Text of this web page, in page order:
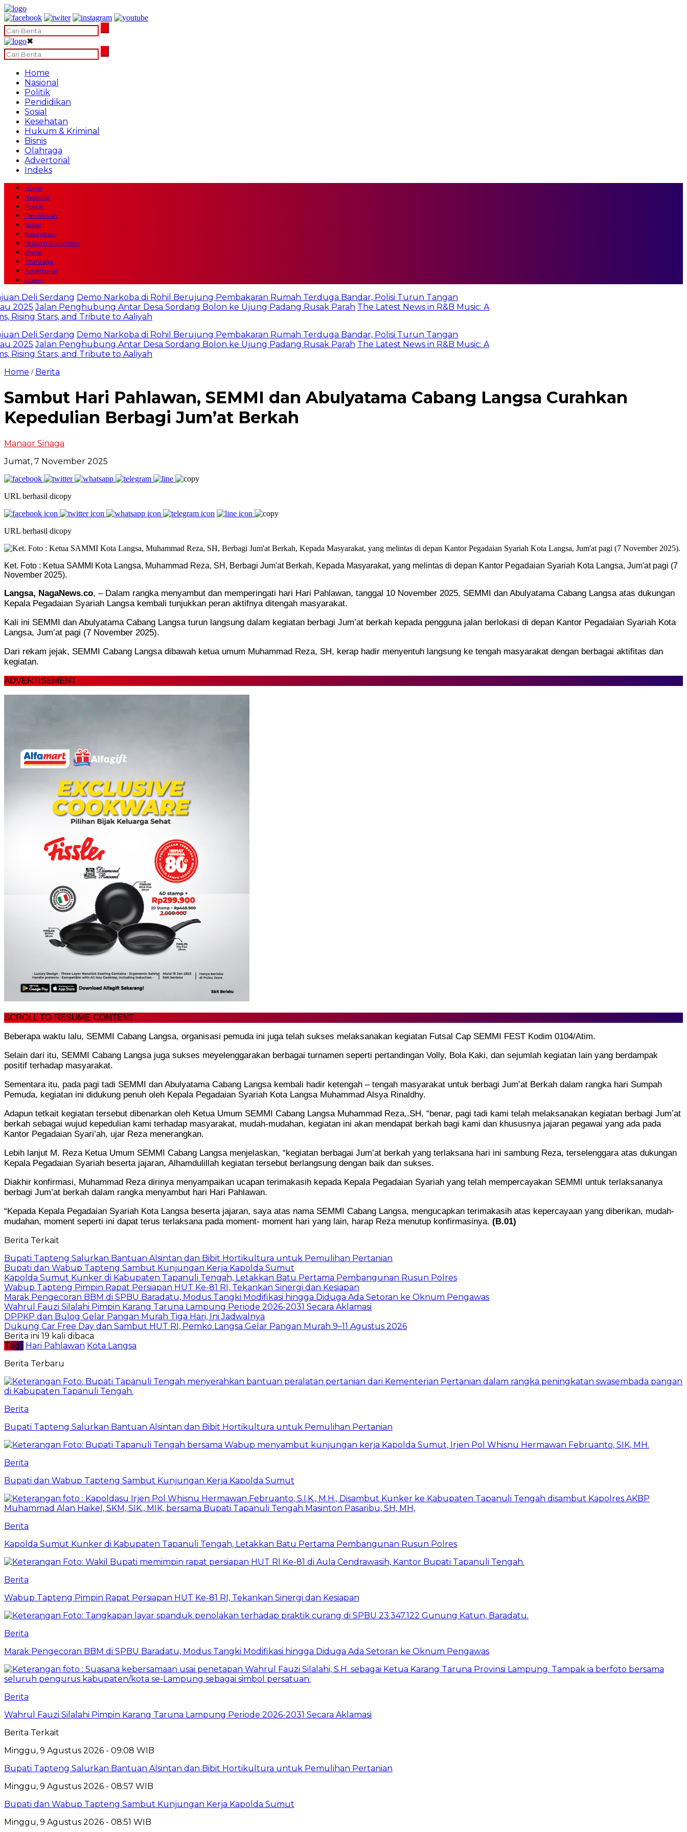
✖
Home
Nasional
Politik
Pendidikan
Sosial
Kesehatan
Hukum & Kriminal
Bisnis
Olahraga
Advertorial
Indeks
Home
Nasional
Politik
Pendidikan
Sosial
Kesehatan
Hukum & Kriminal
Bisnis
Olahraga
Advertorial
Indeks
Serdang Demo Narkoba di Rohil Berujung Pembakaran Rumah Terduga Bandar, Polisi Turun Tangan
Jalan Penghubung Antar Desa Sordang Bolon ke Ujung Padang Rusak Parah The Latest News in R&B Music: A
Stars, and Tribute to Aaliyah
Serdang Demo Narkoba di Rohil Berujung Pembakaran Rumah Terduga Bandar, Polisi Turun Tangan
Jalan Penghubung Antar Desa Sordang Bolon ke Ujung Padang Rusak Parah The Latest News in R&B Music: A
Stars, and Tribute to Aaliyah
Home / Berita
Sambut Hari Pahlawan, SEMMI dan Abulyatama Cabang Langsa Curahkan
Kepedulian Berbagi Jum’at Berkah
Manaor Sinaga
Jumat, 7 November 2025
URL berhasil dicopy
URL berhasil dicopy
Ket. Foto : Ketua SAMMI Kota Langsa, Muhammad Reza, SH, Berbagi Jum'at Berkah, Kepada Masyarakat, yang melintas di depan Kantor Pegadaian Syariah Kota Langsa, Jum'at pagi (7
November 2025).
Langsa, NagaNews.co, – Dalam rangka menyambut dan memperingati hari Hari Pahlawan, tanggal 10 November 2025, SEMMI dan Abulyatama Cabang Langsa atas dukungan
Kepala Pegadaian Syariah Langsa kembali tunjukkan peran aktifnya ditengah masyarakat.
Kali ini SEMMI dan Abulyatama Cabang Langsa turun langsung dalam kegiatan berbagi Jum’at berkah kepada pengguna jalan berlokasi di depan Kantor Pegadaian Syariah Kota
Langsa, Jum’at pagi (7 November 2025).
Dari rekam jejak, SEMMI Cabang Langsa dibawah ketua umum Muhammad Reza, SH, kerap hadir menyentuh langsung ke tengah masyarakat dengan berbagai aktifitas dan
kegiatan.
ADVERTISEMENT
SCROLL TO RESUME CONTENT
Beberapa waktu lalu, SEMMI Cabang Langsa, organisasi pemuda ini juga telah sukses melaksanakan kegiatan Futsal Cap SEMMI FEST Kodim 0104/Atim.
Selain dari itu, SEMMI Cabang Langsa juga sukses meyelenggarakan berbagai turnamen seperti pertandingan Volly, Bola Kaki, dan sejumlah kegiatan lain yang berdampak
positif terhadap masyarakat.
Sementara itu, pada pagi tadi SEMMI dan Abulyatama Cabang Langsa kembali hadir ketengah – tengah masyarakat untuk berbagi Jum’at Berkah dalam rangka hari Sumpah
Pemuda, kegiatan ini didukung penuh oleh Kepala Pegadaian Syariah Kota Langsa Muhammad Alsya Rinaldhy.
Adapun tetkait kegiatan tersebut dibenarkan oleh Ketua Umum SEMMI Cabang Langsa Muhammad Reza,.SH, “benar, pagi tadi kami telah melaksanakan kegiatan berbagi Jum’at
berkah sebagai wujud kepedulian kami terhadap masyarakat, mudah-mudahan, kegiatan ini akan mendapat berkah bagi kami dan khususnya jajaran pegawai yang ada pada
Kantor Pegadaian Syari’ah, ujar Reza menerangkan.
Lebih lanjut M. Reza Ketua Umum SEMMI Cabang Langsa menjelaskan, “kegiatan berbagai Jum’at berkah yang terlaksana hari ini sambung Reza, terselenggara atas dukungan
Kepala Pegadaian Syariah beserta jajaran, Alhamdulillah kegiatan tersebut berlangsung dengan baik dan sukses.
Diakhir konfirmasi, Muhammad Reza dirinya menyampaikan ucapan terimakasih kepada Kepala Pegadaian Syariah yang telah mempercayakan SEMMI untuk terlaksananya
berbagi Jum’at berkah dalam rangka menyambut hari Hari Pahlawan.
“Kepada Kepala Pegadaian Syariah Kota Langsa beserta jajaran, saya atas nama SEMMI Cabang Langsa, mengucapkan terimakasih atas kepercayaan yang diberikan, mudah-
mudahan, moment seperti ini dapat terus terlaksana pada moment- moment hari yang lain, harap Reza menutup konfirmasinya. (B.01)
Berita Terkait
Bupati Tapteng Salurkan Bantuan Alsintan dan Bibit Hortikultura untuk Pemulihan Pertanian
Bupati dan Wabup Tapteng Sambut Kunjungan Kerja Kapolda Sumut
Kapolda Sumut Kunker di Kabupaten Tapanuli Tengah, Letakkan Batu Pertama Pembangunan Rusun Polres
Wabup Tapteng Pimpin Rapat Persiapan HUT Ke-81 RI, Tekankan Sinergi dan Kesiapan
Marak Pengecoran BBM di SPBU Baradatu, Modus Tangki Modifikasi hingga Diduga Ada Setoran ke Oknum Pengawas
Wahrul Fauzi Silalahi Pimpin Karang Taruna Lampung Periode 2026-2031 Secara Aklamasi
DPPKP dan Bulog Gelar Pangan Murah Tiga Hari, Ini Jadwalnya
Dukung Car Free Day dan Sambut HUT RI, Pemko Langsa Gelar Pangan Murah 9–11 Agustus 2026
Berita ini 19 kali dibaca
Tag : Hari Pahlawan Kota Langsa
Berita Terbaru
Berita
Bupati Tapteng Salurkan Bantuan Alsintan dan Bibit Hortikultura untuk Pemulihan Pertanian
Berita
Bupati dan Wabup Tapteng Sambut Kunjungan Kerja Kapolda Sumut
Berita
Kapolda Sumut Kunker di Kabupaten Tapanuli Tengah, Letakkan Batu Pertama Pembangunan Rusun Polres
Berita
Wabup Tapteng Pimpin Rapat Persiapan HUT Ke-81 RI, Tekankan Sinergi dan Kesiapan
Berita
Marak Pengecoran BBM di SPBU Baradatu, Modus Tangki Modifikasi hingga Diduga Ada Setoran ke Oknum Pengawas
Berita
Wahrul Fauzi Silalahi Pimpin Karang Taruna Lampung Periode 2026-2031 Secara Aklamasi
Berita Terkait
Minggu, 9 Agustus 2026 - 09:08 WIB
Bupati Tapteng Salurkan Bantuan Alsintan dan Bibit Hortikultura untuk Pemulihan Pertanian
Minggu, 9 Agustus 2026 - 08:57 WIB
Bupati dan Wabup Tapteng Sambut Kunjungan Kerja Kapolda Sumut
Minggu, 9 Agustus 2026 - 08:51 WIB